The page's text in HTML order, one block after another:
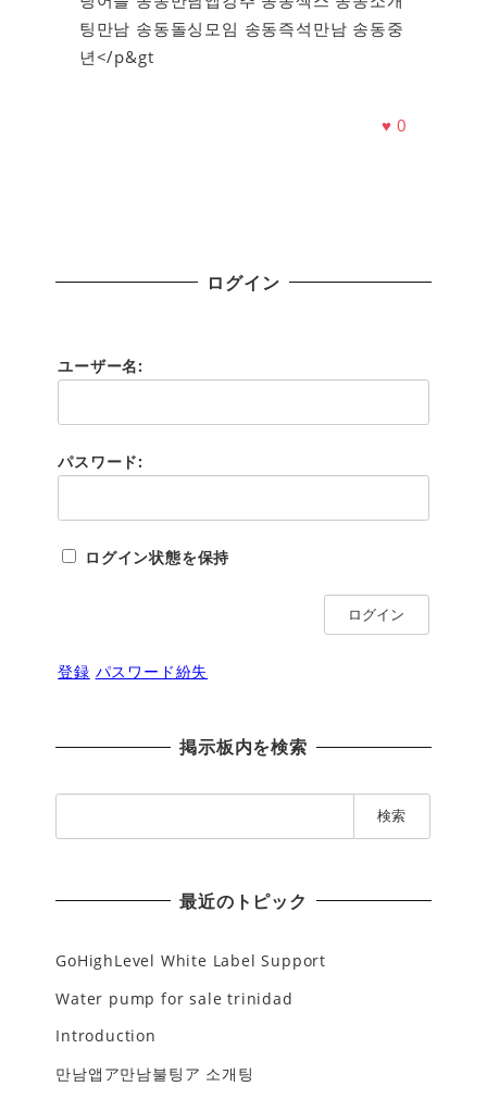
팅만남 송동돌싱모임 송동즉석만남 송동중
년</p&gt
♥0
ログイン
ユーザー名:
パスワード:
ログイン状態を保持
ログイン
登録 パスワード紛失
掲示板内を検索
索
最近のトピック
GoHighLevel White Label Support
Water pump for sale trinidad
Introduction
만남앱ア만남불팅ア 소개팅